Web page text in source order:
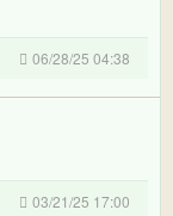
06/28/25 04:38
03/21/25 17:00